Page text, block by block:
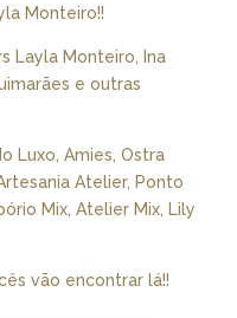
Monteiro!!
Layla Monteiro, Ina
e outras
Luxo, Amies, Ostra
Atelier, Ponto
Mix, Atelier Mix, Lily
vão encontrar lá!!